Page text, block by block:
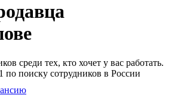
среди тех, кто хочет у вас работать.
по поиску сотрудников в России